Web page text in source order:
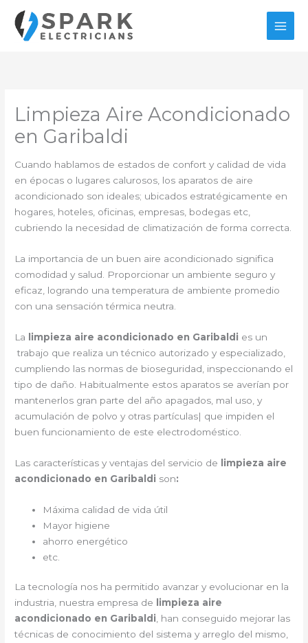
contenido
Limpieza Aire Acondicionado
en Garibaldi
Cuando hablamos de estados de confort y calidad de vida
en épocas o lugares calurosos, los aparatos de aire
acondicionado son ideales; ubicados estratégicamente en
hogares, hoteles, oficinas, empresas, bodegas etc,
cubriendo la necesidad de climatización de forma correcta.
La importancia de un buen aire acondicionado significa
comodidad y salud. Proporcionar un ambiente seguro y
eficaz, logrando una temperatura de ambiente promedio
con una sensación térmica neutra.
La limpieza aire acondicionado en Garibaldi es un
trabajo que realiza un técnico autorizado y especializado,
cumpliendo las normas de bioseguridad, inspeccionando el
tipo de daño. Habitualmente estos aparatos se averían por
mantenerlos gran parte del año apagados, mal uso, y
acumulación de polvo y otras partículas| que impiden el
buen funcionamiento de este electrodoméstico.
Las características y ventajas del servicio de
limpieza aire
acondicionado en Garibaldi son:
Máxima calidad de vida útil
Mayor higiene
ahorro energético
etc.
La tecnología nos ha permitido avanzar y evolucionar en la
industria, nuestra empresa de
limpieza aire
acondicionado en Garibaldi, han conseguido mejorar las
técnicas de conocimiento del sistema y arreglo del mismo,